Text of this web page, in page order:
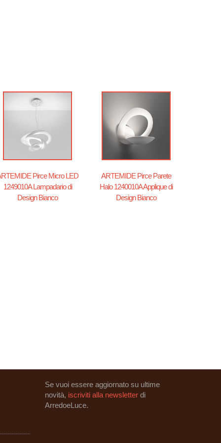
Pirce Micro LED
1249010A Lampadario di
Design Bianco
ARTEMIDE Pirce Parete
Halo 1240010A Applique di
Design Bianco
Se vuoi essere aggiornato su ultime
novità, iscriviti alla newsletter di
ArredoeLuce.